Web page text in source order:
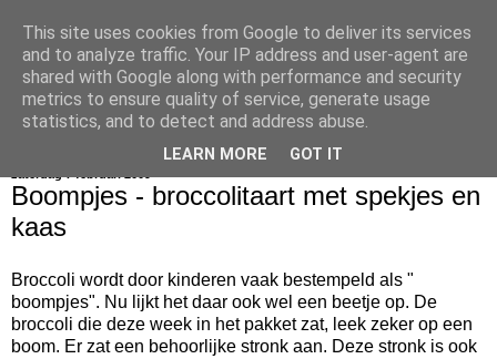
bijna net zo lekker als thuis
Boompjes - broccolitaart met spekjes en
kaas
Broccoli wordt door kinderen vaak bestempeld als "
boompjes". Nu lijkt het daar ook wel een beetje op. De
broccoli die deze week in het pakket zat, leek zeker op een
boom. Er zat een behoorlijke stronk aan. Deze stronk is ook
This site uses cookies from Google to deliver its services
and to analyze traffic. Your IP address and user-agent are
shared with Google along with performance and security
metrics to ensure quality of service, generate usage
statistics, and to detect and address abuse.
LEARN MORE GOT IT